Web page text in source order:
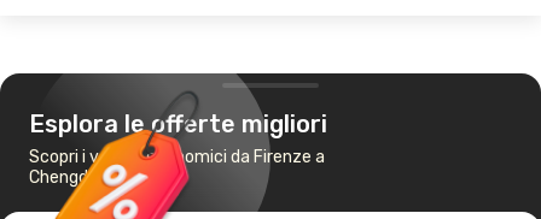
Esplora le offerte migliori
Scopri i voli più economici da Firenze a
Chengdu